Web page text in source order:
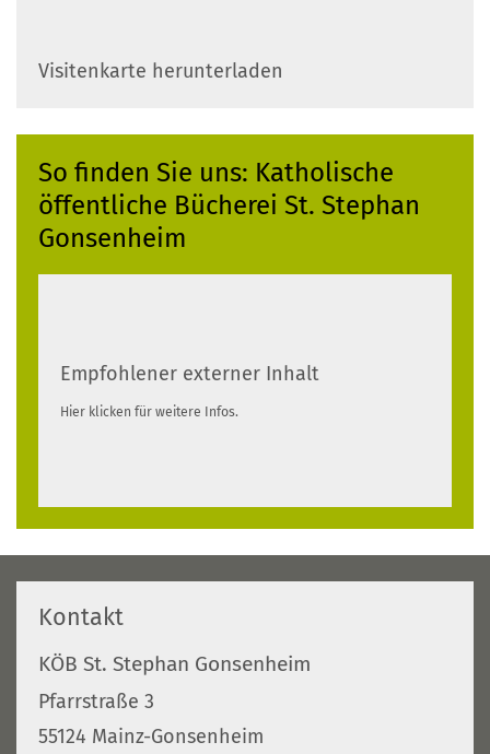
Visitenkarte herunterladen
So finden Sie uns: Katholische
öffentliche Bücherei St. Stephan
Gonsenheim
Empfohlener externer Inhalt
Hier klicken für weitere Infos.
Kontakt
KÖB St. Stephan Gonsenheim
Pfarrstraße 3
55124 Mainz-Gonsenheim